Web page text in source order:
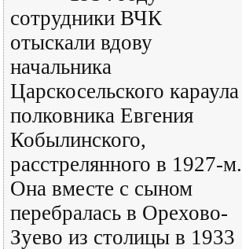
сотрудники ВЧК
отыскали вдову
начальника
Царскосельского караула
полковника Евгения
Кобылинского,
расстрелянного в 1927-м.
Она вместе с сыном
перебралась в Орехово-
Зуево из столицы в 1933